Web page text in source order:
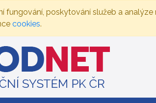
fungování, poskytování služeb a
cookies.